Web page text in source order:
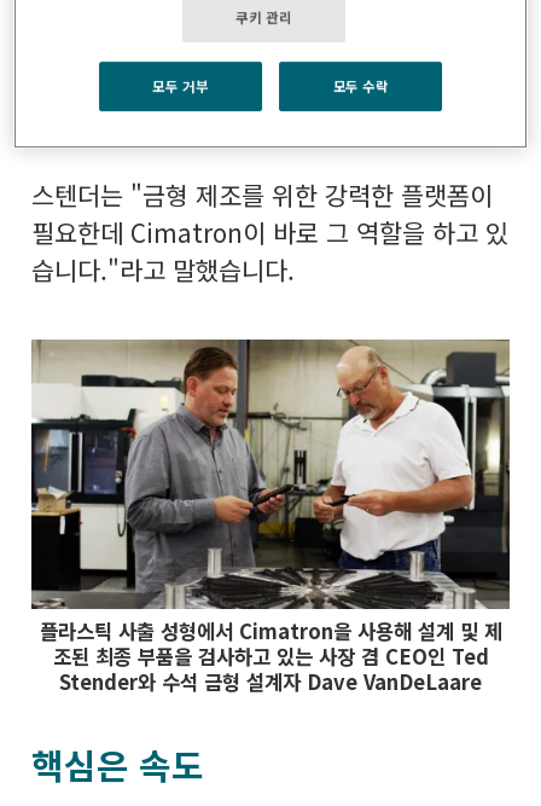
Allegiance Mold 전체에서 견적부터 금형 설
계, 다양한 EDM 및 CNC 머신 프로그래밍에
이르기까지 전체 금형 공정을 지원하는 일에
스텐더는 "금형 제조를 위한 강력한 플랫폼이
필요한데 Cimatron이 바로 그 역할을 하고 있
습니다."라고 말했습니다.
플라스틱 사출 성형에서 Cimatron을 사용해 설계 및 제
조된 최종 부품을 검사하고 있는 사장 겸 CEO인 Ted
Stender와 수석 금형 설계자 Dave VanDeLaare
핵심은 속도
쿠키 관리
모두 거부 모두 수락